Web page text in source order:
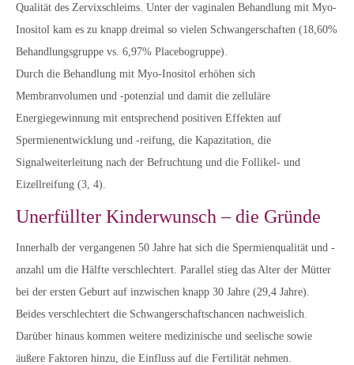
Qualität des Zervixschleims. Unter der vaginalen Behandlung mit Myo-
Inositol kam es zu knapp dreimal so vielen Schwangerschaften (18,60%
Behandlungsgruppe vs. 6,97% Placebogruppe).
Durch die Behandlung mit Myo-Inositol erhöhen sich
Membranvolumen und -potenzial und damit die zelluläre
Energiegewinnung mit entsprechend positiven Effekten auf
Spermienentwicklung und -reifung, die Kapazitation, die
Signalweiterleitung nach der Befruchtung und die Follikel- und
Eizellreifung (3, 4).
Unerfüllter Kinderwunsch – die Gründe
Innerhalb der vergangenen 50 Jahre hat sich die Spermienqualität und -
anzahl um die Hälfte verschlechtert. Parallel stieg das Alter der Mütter
bei der ersten Geburt auf inzwischen knapp 30 Jahre (29,4 Jahre).
Beides verschlechtert die Schwangerschaftschancen nachweislich.
Darüber hinaus kommen weitere medizinische und seelische sowie
äußere Faktoren hinzu, die Einfluss auf die Fertilität nehmen.